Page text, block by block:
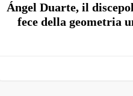
Ángel Duarte, il
fece della geometria